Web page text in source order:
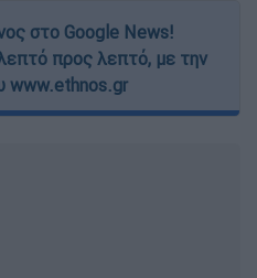
στο Google News!
προς λεπτό, με την
www.ethnos.gr